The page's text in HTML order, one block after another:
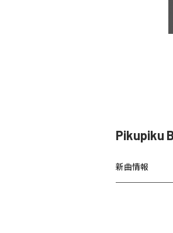
Pikupiku
新曲情報